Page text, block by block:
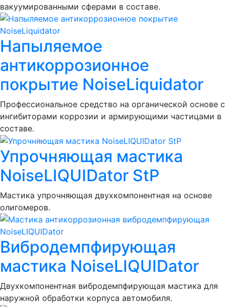
вакуумированными сферами в составе.
Напыляемое
антикоррозионное
покрытие NoiseLiquidator
Профессиональное средство на органической основе с
ингибиторами коррозии и армирующими частицами в
составе.
Упрочняющая мастика
NoiseLIQUIDator StP
Мастика упрочняющая двухкомпонентная на основе
олигомеров.
Вибродемпфирующая
мастика NoiseLIQUIDator
Двухкомпонентная вибродемпфирующая мастика для
наружной обработки корпуса автомобиля.